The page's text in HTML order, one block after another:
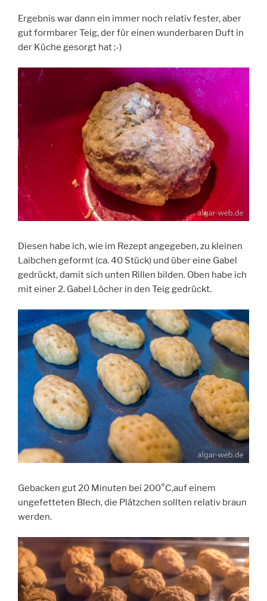
Ergebnis war dann ein immer noch relativ fester, aber
gut formbarer Teig, der für einen wunderbaren Duft in
der Küche gesorgt hat ;-)
Diesen habe ich, wie im Rezept angegeben, zu kleinen
Laibchen geformt (ca. 40 Stück) und über eine Gabel
gedrückt, damit sich unten Rillen bilden. Oben habe ich
mit einer 2. Gabel Löcher in den Teig gedrückt.
Gebacken gut 20 Minuten bei 200°C,auf einem
ungefetteten Blech, die Plätzchen sollten relativ braun
werden.